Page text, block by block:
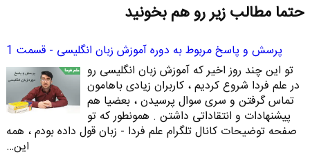
حتما مطالب زیر رو هم بخونید
پرسش و پاسخ مربوط به دوره آموزش زبان انگلیسی - قسمت 1
تو این چند روز اخیر که آموزش زبان انگلیسی رو
در علم فردا شروع کردیم ، کاربران زیادی باهامون
تماس گرفتن و سری سوال پرسیدن ، بعضیا هم
پیشنهادات و انتقاداتی داشتن . همونطور که تو
صفحه توضیحات کانال تلگرام علم فردا - زبان قول داده بودم ، همه
این…